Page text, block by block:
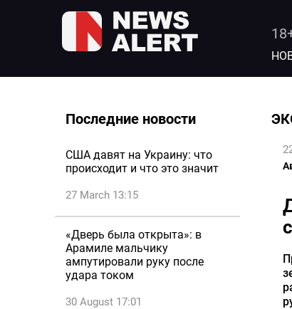
Последние новости
США давят на Украину: что
происходит и что это значит
27 March 13:15
«Дверь была открыта»: в
Арамиле мальчику
ампутировали руку после
удара током
30 August 17:01